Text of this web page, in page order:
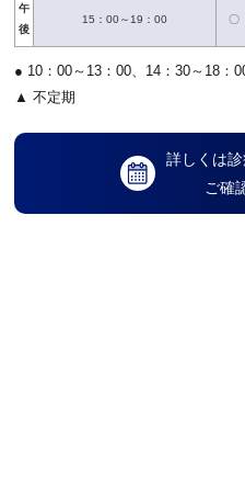
午
後
15：00～19：00 〇
● 10：00～13：00、14：30～18：
▲ 不定期
詳しくは
ご確